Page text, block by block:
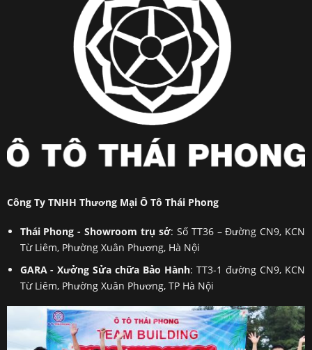
Công Ty TNHH Thương Mại Ô Tô Thái Phong
Thái Phong - Showroom trụ sở: Số TT36 – Đường CN9, KCN
Từ Liêm, Phường Xuân Phương, Hà Nội
GARA - Xưởng Sửa chữa Bảo Hành: TT3-1 đường CN9, KCN
Từ Liêm, Phường Xuân Phương, TP Hà Nội